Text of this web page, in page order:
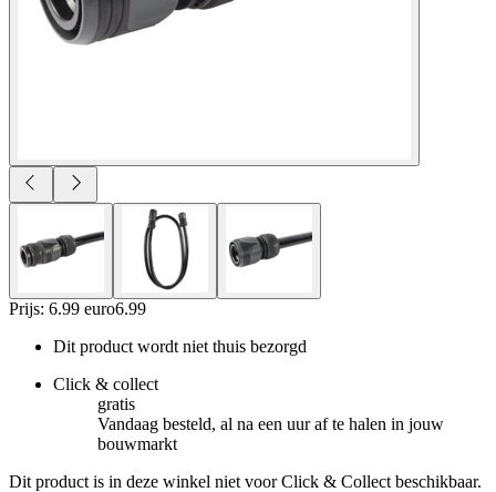
Prijs: 6.99 euro6.99
Dit product wordt niet thuis bezorgd
Click & collect
gratis
Vandaag besteld, al na een uur af te halen in jouw
bouwmarkt
Dit product is in deze winkel niet voor Click & Collect beschikbaar.